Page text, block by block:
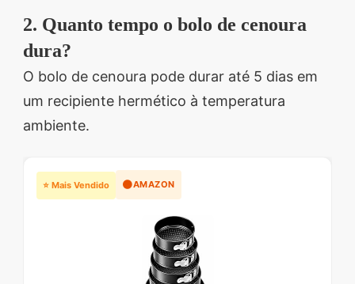
2. Quanto tempo o bolo de cenoura
dura?
O bolo de cenoura pode durar até 5 dias em
um recipiente hermético à temperatura
ambiente.
⭐ Mais Vendido 🟠AMAZON